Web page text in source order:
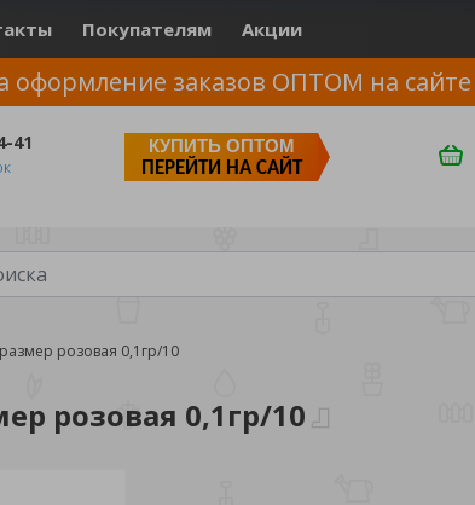
Покупателям Акции
оформление заказов ОПТОМ на сайте
41
КУПИТЬ ОПТОМ
ПЕРЕЙТИ НА САЙТ
розовая 0,1гр/10
розовая 0,1гр/10